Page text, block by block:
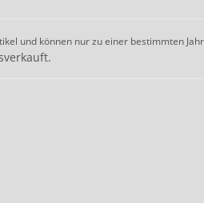
und können nur zu einer bestimmten